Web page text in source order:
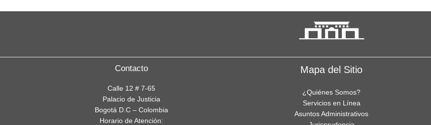
Contacto
Calle 12 # 7-65
Palacio de Justicia
Bogotá D.C – Colombia
Horario de Atención:
Mapa del Sitio
¿Quiénes Somos?
Servicios en Línea
Asuntos Administrativos